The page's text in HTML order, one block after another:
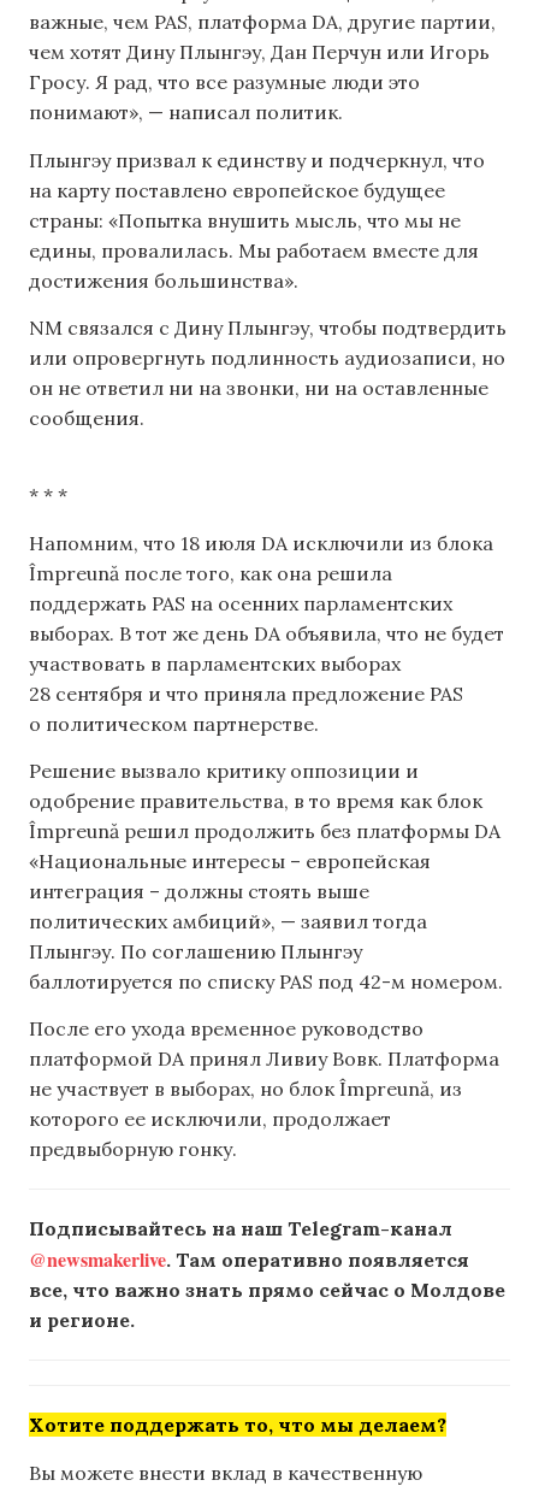
важные, чем PAS, платформа DA, другие партии,
чем хотят Дину Плынгэу, Дан Перчун или Игорь
Гросу. Я рад, что все разумные люди это
понимают», — написал политик.
Плынгэу призвал к единству и подчеркнул, что
на карту поставлено европейское будущее
страны: «Попытка внушить мысль, что мы не
едины, провалилась. Мы работаем вместе для
достижения большинства».
NM связался с Дину Плынгэу, чтобы подтвердить
или опровергнуть подлинность аудиозаписи, но
он не ответил ни на звонки, ни на оставленные
сообщения.
* * *
Напомним, что 18 июля DA исключили из блока
Împreună после того, как она решила
поддержать PAS на осенних парламентских
выборах. В тот же день DA объявила, что не будет
участвовать в парламентских выборах
28 сентября и что приняла предложение PAS
о политическом партнерстве.
Решение вызвало критику оппозиции и
одобрение правительства, в то время как блок
Împreună решил продолжить без платформы DA
«Национальные интересы – европейская
интеграция – должны стоять выше
политических амбиций», — заявил тогда
Плынгэу. По соглашению Плынгэу
баллотируется по списку PAS под 42-м номером.
После его ухода временное руководство
платформой DA принял Ливиу Вовк. Платформа
не участвует в выборах, но блок Împreună, из
которого ее исключили, продолжает
предвыборную гонку.
Подписывайтесь на наш Telegram-канал
@newsmakerlive. Там оперативно появляется
все, что важно знать прямо сейчас о Молдове
и регионе.
Хотите поддержать то, что мы делаем?
Вы можете внести вклад в качественную